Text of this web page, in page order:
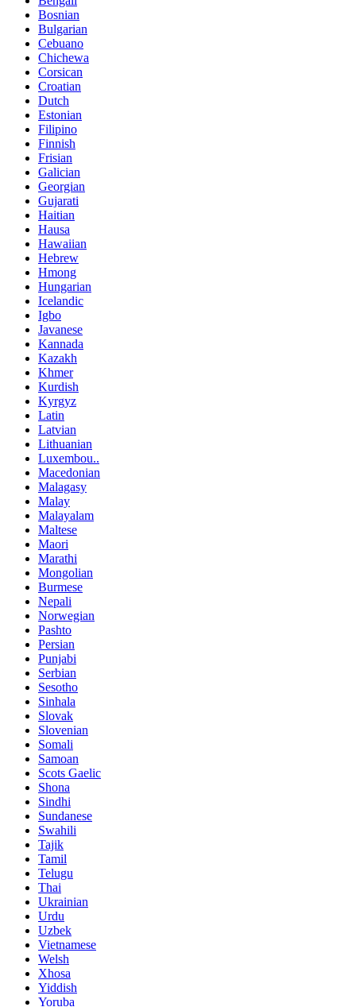
Bosnian
Bulgarian
Cebuano
Chichewa
Corsican
Croatian
Dutch
Estonian
Filipino
Finnish
Frisian
Galician
Georgian
Gujarati
Haitian
Hausa
Hawaiian
Hebrew
Hmong
Hungarian
Icelandic
Igbo
Javanese
Kannada
Kazakh
Khmer
Kurdish
Kyrgyz
Latin
Latvian
Lithuanian
Luxembou..
Macedonian
Malagasy
Malay
Malayalam
Maltese
Maori
Marathi
Mongolian
Burmese
Nepali
Norwegian
Pashto
Persian
Punjabi
Serbian
Sesotho
Sinhala
Slovak
Slovenian
Somali
Samoan
Scots Gaelic
Shona
Sindhi
Sundanese
Swahili
Tajik
Tamil
Telugu
Thai
Ukrainian
Urdu
Uzbek
Vietnamese
Welsh
Xhosa
Yiddish
Yoruba